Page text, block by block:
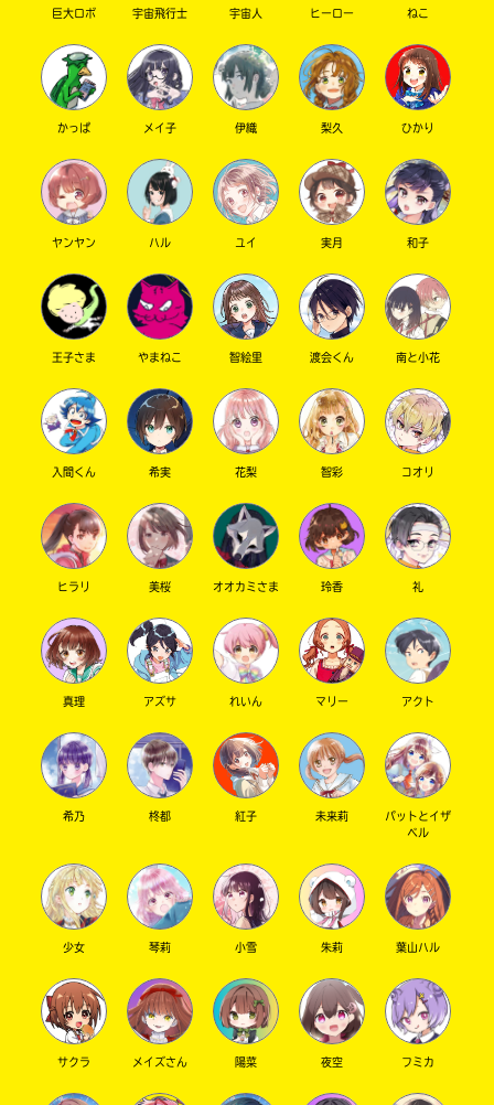
キーワードから探す
オフィシャルアカウント
SNSでシェアする
巨大ロボ 宇宙飛行士 宇宙人 ヒーロー ねこ
かっぱ メイ子 伊織 梨久 ひかり
ヤンヤン ハル ユイ 実月 和子
王子さま やまねこ 智絵里 渡会くん 南と小花
入間くん 希実 花梨 智彩 コオリ
ヒラリ 美桜 オオカミさま 玲香 礼
真理 アズサ れいん マリー アクト
希乃 柊都 紅子 未来莉
パットとイザ
ベル
少女 琴莉 小雪 朱莉 葉山ハル
サクラ メイズさん 陽菜 夜空 フミカ